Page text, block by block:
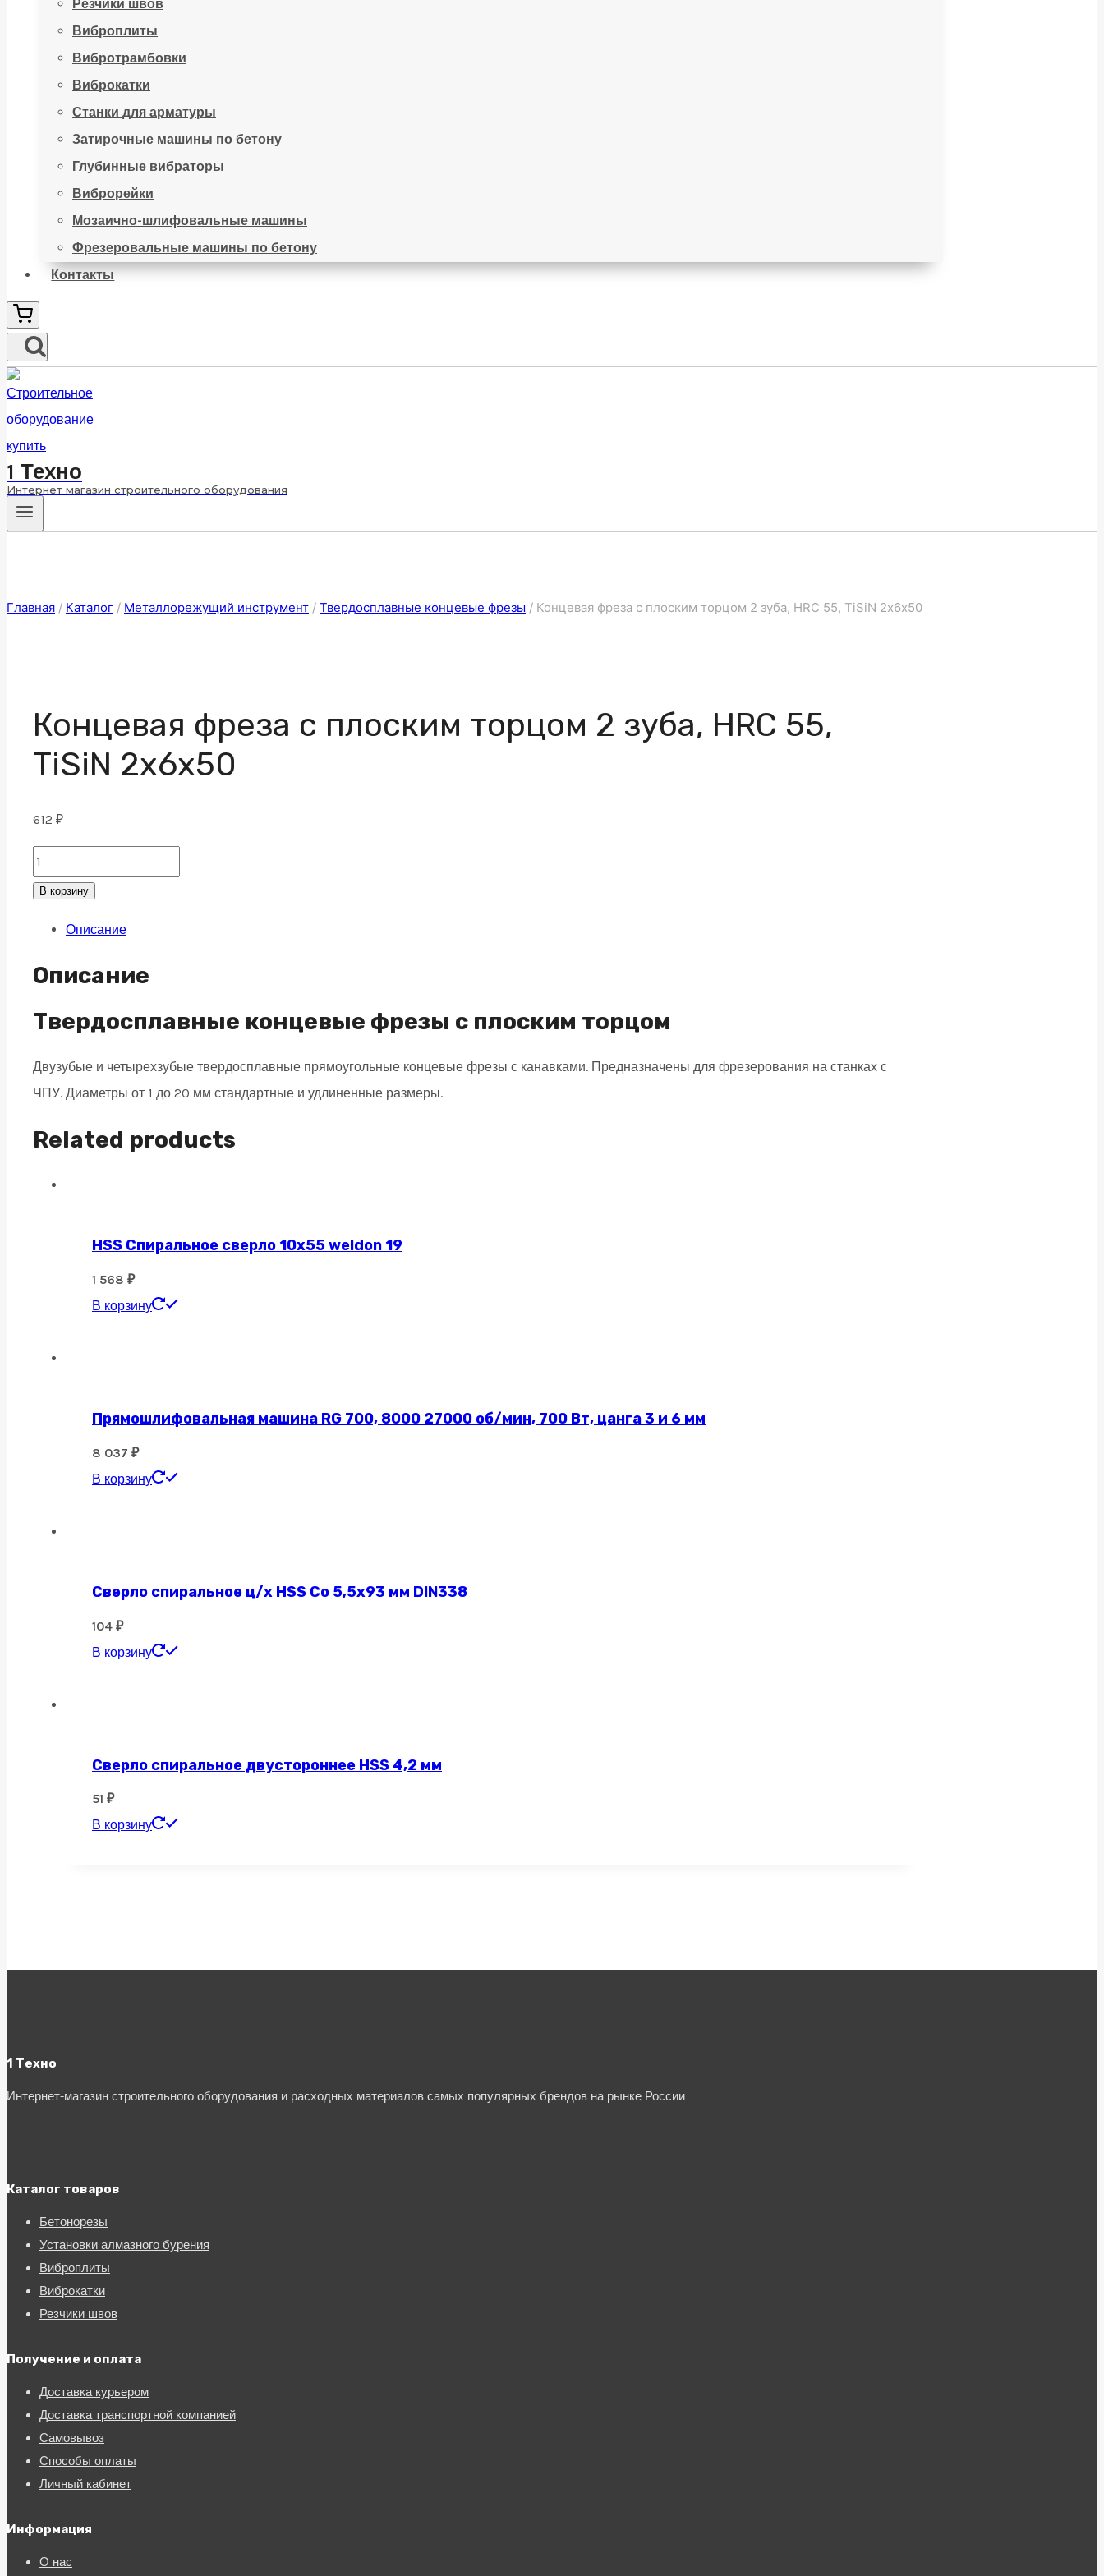
Резчики швов
Виброплиты
Вибротрамбовки
Виброкатки
Станки для арматуры
Затирочные машины по бетону
Глубинные вибраторы
Виброрейки
Мозаично-шлифовальные машины
Фрезеровальные машины по бетону
Контакты
1 Техно
Интернет магазин строительного оборудования
Главная / Каталог / Металлорежущий инструмент / Твердосплавные концевые фрезы / Концевая фреза с плоским торцом 2 зуба, HRC 55, TiSiN 2х6х50
Концевая фреза с плоским торцом 2 зуба, HRC 55,
TiSiN 2х6х50
612 ₽
Концевая
фреза
плоским
зуба,
55,
TiSiN
quantity
В корзину
Описание
Описание
Твердосплавные концевые фрезы с плоским торцом
Двузубые и четырехзубые твердосплавные прямоугольные концевые фрезы с канавками. Предназначены для фрезерования на станках с
ЧПУ. Диаметры от 1 до 20 мм стандартные и удлиненные размеры.
Related products
HSS Спиральное сверло 10х55 weldon 19
1 568 ₽
В корзину
Прямошлифовальная машина RG 700, 8000 27000 об/мин, 700 Вт, цанга 3 и 6 мм
8 037 ₽
В корзину
Сверло спиральное ц/х HSS Co 5,5х93 мм DIN338
104 ₽
В корзину
Сверло спиральное двустороннее HSS 4,2 мм
51 ₽
В корзину
1 Техно
Интернет-магазин строительного оборудования и расходных материалов самых популярных брендов на рынке России
Каталог товаров
Бетонорезы
Установки алмазного бурения
Виброплиты
Виброкатки
Резчики швов
Получение и оплата
Доставка курьером
Доставка транспортной компанией
Самовывоз
Способы оплаты
Личный кабинет
Информация
О нас